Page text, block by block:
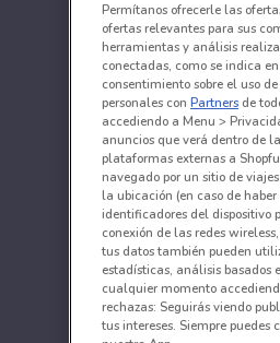
Permítanos ofrecerle las
ofertas relevantes para sus
herramientas y análisis
conectadas, como se indica
consentimiento sobre el uso
personales con Partners de
accediendo a Menu >
anuncios que verá dentro de
plataformas externas a
navegado por un sitio de
la ubicación (en caso de
identificadores del dispositivo
conexión de las redes
tus datos también pueden
estadísticas, análisis basados
cualquier momento
rechazas: Seguirás viendo
tus intereses. Siempre